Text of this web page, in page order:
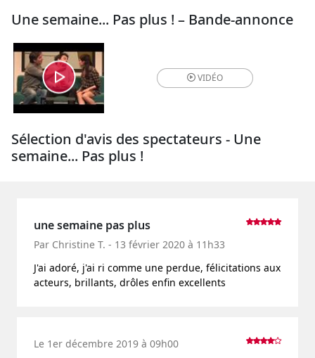
Une semaine... Pas plus ! – Bande-annonce
VIDÉO
Sélection d'avis des spectateurs - Une
semaine... Pas plus !
une semaine pas plus
Par Christine T. - 13 février 2020 à 11h33
J'ai adoré, j'ai ri comme une perdue, félicitations aux
acteurs, brillants, drôles enfin excellents
Le 1er décembre 2019 à 09h00